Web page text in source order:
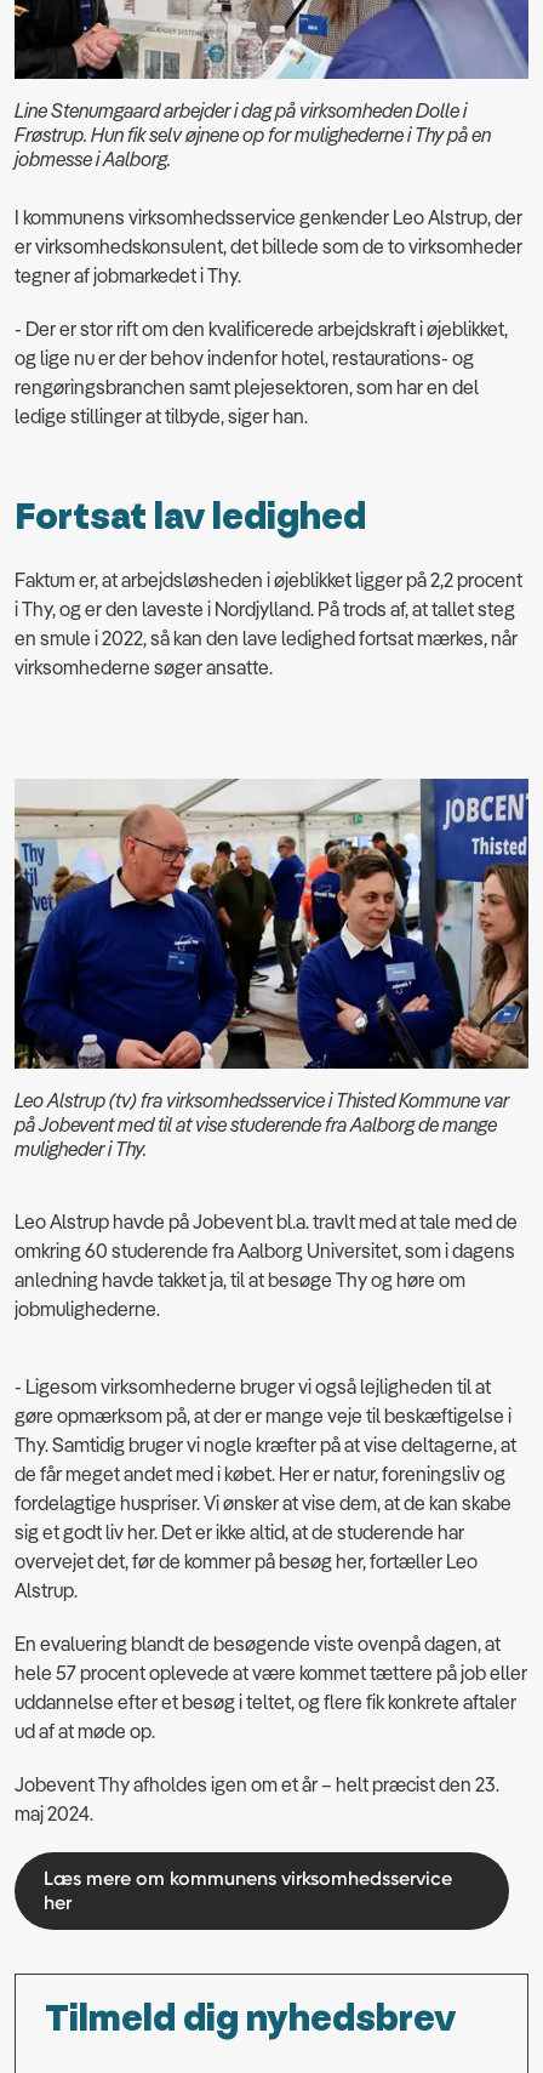
Line Stenumgaard arbejder i dag på virksomheden Dolle i
Frøstrup. Hun fik selv øjnene op for mulighederne i Thy på en
jobmesse i Aalborg.
I kommunens virksomhedsservice genkender Leo Alstrup, der
er virksomhedskonsulent, det billede som de to virksomheder
tegner af jobmarkedet i Thy.
- Der er stor rift om den kvalificerede arbejdskraft i øjeblikket,
og lige nu er der behov indenfor hotel, restaurations- og
rengøringsbranchen samt plejesektoren, som har en del
ledige stillinger at tilbyde, siger han.
Fortsat lav ledighed
Faktum er, at arbejdsløsheden i øjeblikket ligger på 2,2 procent
i Thy, og er den laveste i Nordjylland. På trods af, at tallet steg
en smule i 2022, så kan den lave ledighed fortsat mærkes, når
virksomhederne søger ansatte.
Leo Alstrup (tv) fra virksomhedsservice i Thisted Kommune var
på Jobevent med til at vise studerende fra Aalborg de mange
muligheder i Thy.
Leo Alstrup havde på Jobevent bl.a. travlt med at tale med de
omkring 60 studerende fra Aalborg Universitet, som i dagens
anledning havde takket ja, til at besøge Thy og høre om
jobmulighederne.
- Ligesom virksomhederne bruger vi også lejligheden til at
gøre opmærksom på, at der er mange veje til beskæftigelse i
Thy. Samtidig bruger vi nogle kræfter på at vise deltagerne, at
de får meget andet med i købet. Her er natur, foreningsliv og
fordelagtige huspriser. Vi ønsker at vise dem, at de kan skabe
sig et godt liv her. Det er ikke altid, at de studerende har
overvejet det, før de kommer på besøg her, fortæller Leo
Alstrup.
En evaluering blandt de besøgende viste ovenpå dagen, at
hele 57 procent oplevede at være kommet tættere på job eller
uddannelse efter et besøg i teltet, og flere fik konkrete aftaler
ud af at møde op.
Jobevent Thy afholdes igen om et år – helt præcist den 23.
maj 2024.
Læs mere om kommunens virksomhedsservice
her
Tilmeld dig nyhedsbrev